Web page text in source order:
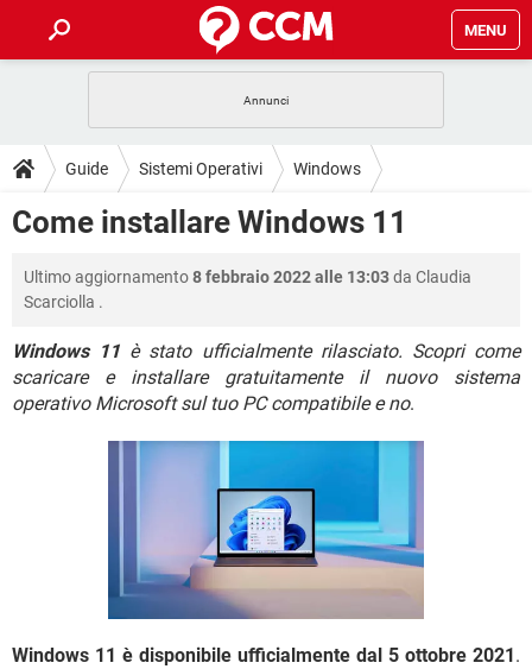
MENU
INTRATTENIMENTO ANDROID
iOS WINDOWS 10
TIKTOK
GUIDE
COVID-19
INTRATTENIMENTO ANDROID
iOS WINDOWS 10
TIKTOK FACEBOOK
HARDWARE
DOWNLOAD
INTRATTENIMENTO
INSTAGRAM WHATSAPP
TIKTOK FACEBOOK
FORUM
INTRATTENIMENTO ANDROID
iOS WINDOWS 10
WHATSAPP
COVID-19 GAMING
INTRATTENIMENTO ANDROID
WHATSAPP
FACEBOOK
Guide Sistemi Operativi Windows
Come installare Windows 11
Ultimo aggiornamento8 febbraio 2022 alle 13:03da Claudia
Scarciolla .
Windows 11 è stato ufficialmente rilasciato. Scopri come
scaricare e installare gratuitamente il nuovo sistema
operativo Microsoft sul tuo PC compatibile e no.
Windows 11 è disponibile ufficialmente dal 5 ottobre 2021.